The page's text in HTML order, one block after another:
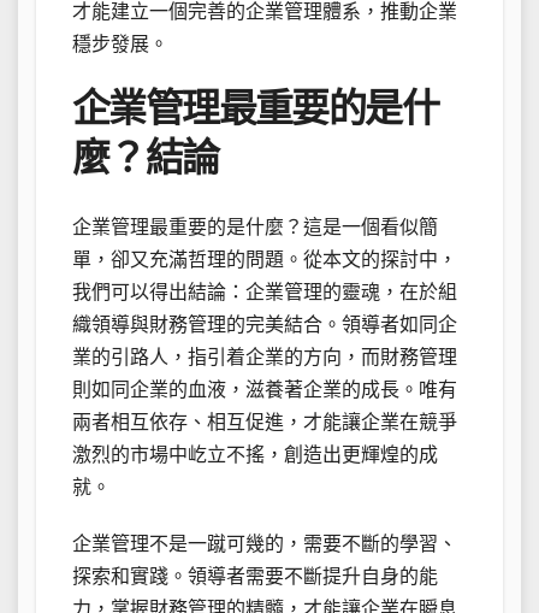
才能建立一個完善的企業管理體系，推動企業
穩步發展。
企業管理最重要的是什
麼？結論
企業管理最重要的是什麼？這是一個看似簡
單，卻又充滿哲理的問題。從本文的探討中，
我們可以得出結論：企業管理的靈魂，在於組
織領導與財務管理的完美結合。領導者如同企
業的引路人，指引着企業的方向，而財務管理
則如同企業的血液，滋養著企業的成長。唯有
兩者相互依存、相互促進，才能讓企業在競爭
激烈的市場中屹立不搖，創造出更輝煌的成
就。
企業管理不是一蹴可幾的，需要不斷的學習、
探索和實踐。領導者需要不斷提升自身的能
力，掌握財務管理的精髓，才能讓企業在瞬息